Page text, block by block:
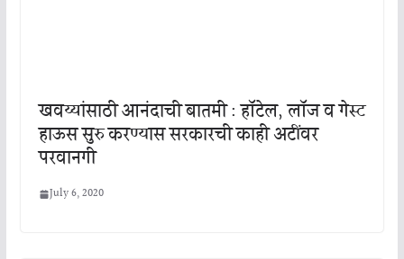
खवय्यांसाठी आनंदाची बातमी : हॉटेल, लॉज व गेस्ट
हाऊस सुरु करण्यास सरकारची काही अटींवर
परवानगी
July 6, 2020